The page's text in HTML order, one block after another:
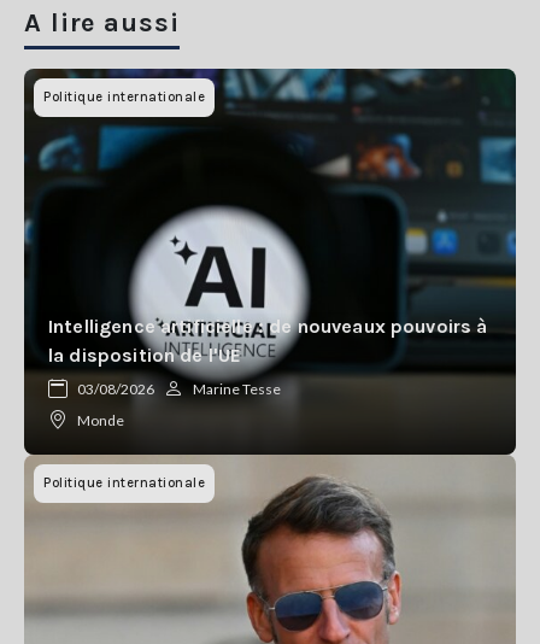
A lire aussi
Politique internationale
Intelligence artificielle : de nouveaux pouvoirs à
la disposition de l'UE
03/08/2026
Marine Tesse
Monde
Politique internationale